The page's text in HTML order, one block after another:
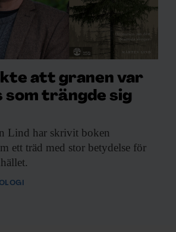
att granen var
trängde sig
Lind har skrivit boken
ett träd med stor betydelse för